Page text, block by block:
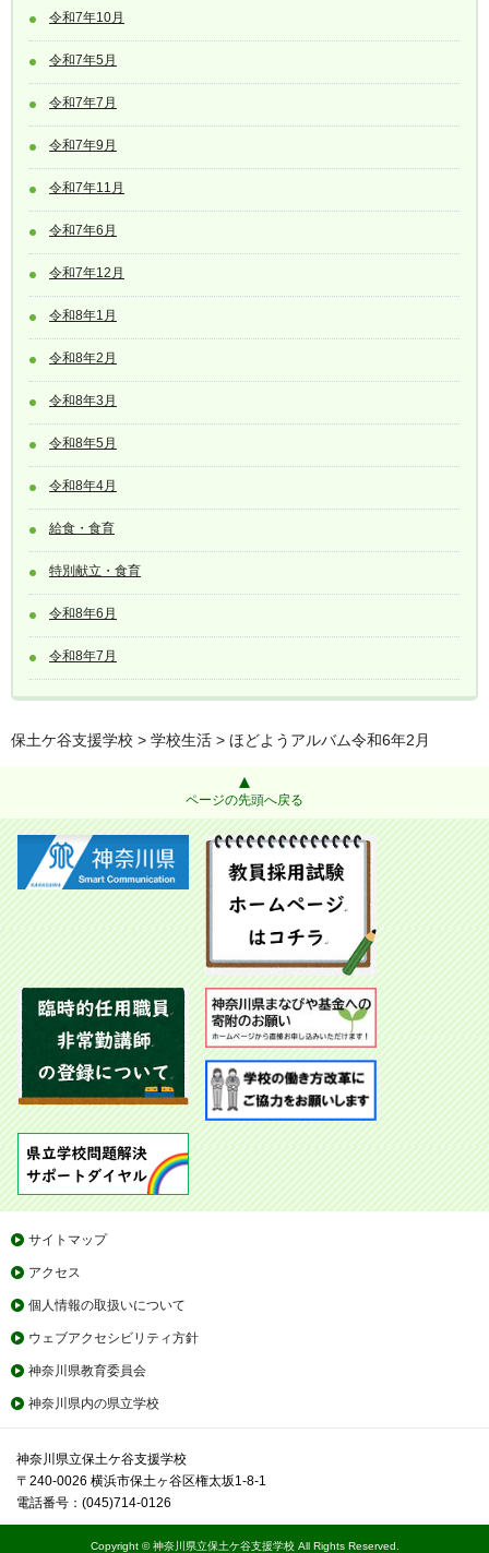
令和7年10月
令和7年5月
令和7年7月
令和7年9月
令和7年11月
令和7年6月
令和7年12月
令和8年1月
令和8年2月
令和8年3月
令和8年5月
令和8年4月
給食・食育
特別献立・食育
令和8年6月
令和8年7月
保土ケ谷支援学校 > 学校生活 > ほどようアルバム令和6年2月
ページの先頭へ戻る
サイトマップ
アクセス
個人情報の取扱いについて
ウェブアクセシビリティ方針
神奈川県教育委員会
神奈川県内の県立学校
神奈川県立保土ケ谷支援学校
〒240-0026 横浜市保土ヶ谷区権太坂1-8-1
電話番号：(045)714-0126
Copyright © 神奈川県立保土ケ谷支援学校 All Rights Reserved.